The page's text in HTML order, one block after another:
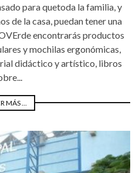
para quetoda la familia, y
de la casa, puedan tener una
encontrarás productos
y mochilas ergonómicas,
didáctico y artístico, libros
MÁS ...